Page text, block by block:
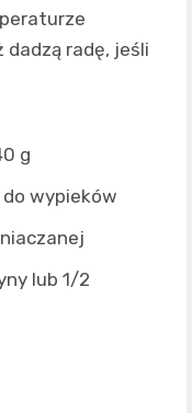
dadzą radę, jeśli
g
wypieków
lub 1/2